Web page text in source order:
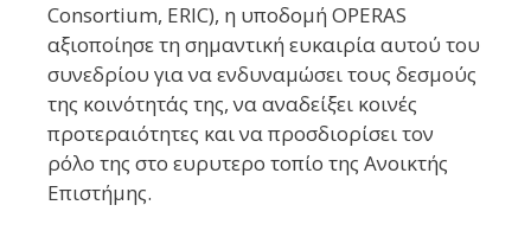
Consortium, ERIC), η υποδομή OPERAS
αξιοποίησε τη σημαντική ευκαιρία αυτού του
συνεδρίου για να ενδυναμώσει τους δεσμούς
της κοινότητάς της, να αναδείξει κοινές
προτεραιότητες και να προσδιορίσει τον
ρόλο της στο ευρυτερο τοπίο της Ανοικτής
Επιστήμης.